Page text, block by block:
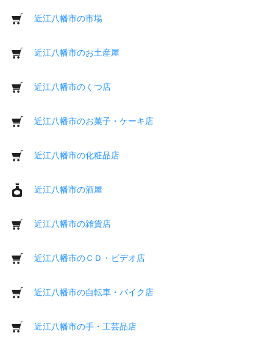
近江八幡市の市場
近江八幡市のお土産屋
近江八幡市のくつ店
近江八幡市のお菓子・ケーキ店
近江八幡市の化粧品店
近江八幡市の酒屋
近江八幡市の雑貨店
近江八幡市のＣＤ・ビデオ店
近江八幡市の自転車・バイク店
近江八幡市の手・工芸品店